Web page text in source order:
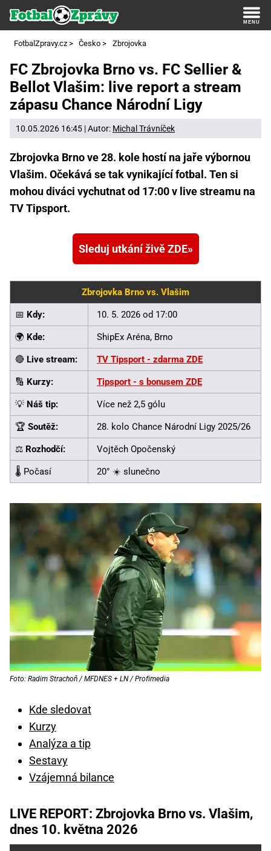
FotbalZpravy.cz > Česko > Zbrojovka
FC Zbrojovka Brno vs. FC Sellier &
Bellot Vlašim: live report a stream
zápasu Chance Národní Ligy
10.05.2026 16:45 | Autor: Michal Trávníček
Zbrojovka Brno ve 28. kole hostí na jaře výbornou
Vlašim. Očekává se tak vynikající fotbal. Ten si
mohou diváci vychutnat od 17:00 v live streamu na
TV Tipsport.
Sleduj utkání živě ZDE
Zbrojovka Brno vs. Vlašim
📅 Kdy: 10. 5. 2026 od 17:00
🌍 Kde: ShipEx Aréna, Brno
🔴 Live stream: TV Tipsport - zdarma ZDE
🔢 Kurzy: Tipsport - s bonusem ZDE
💡 Náš tip: Více než 2,5 gólu
🏆 Soutěž: 28. kolo Chance Národní Ligy 2025/26
⚖️ Rozhodčí: Vojtěch Opočenský
🌡️ Počasí 20° ☀️ slunečno
Foto: Radim Strachoň / MFDNES + LN / Profimedia
Kde sledovat
Kurzy
Analýza a tip
Sestavy
Vzájemná bilance
LIVE REPORT: Zbrojovka Brno vs. Vlašim,
dnes 10. května 2026